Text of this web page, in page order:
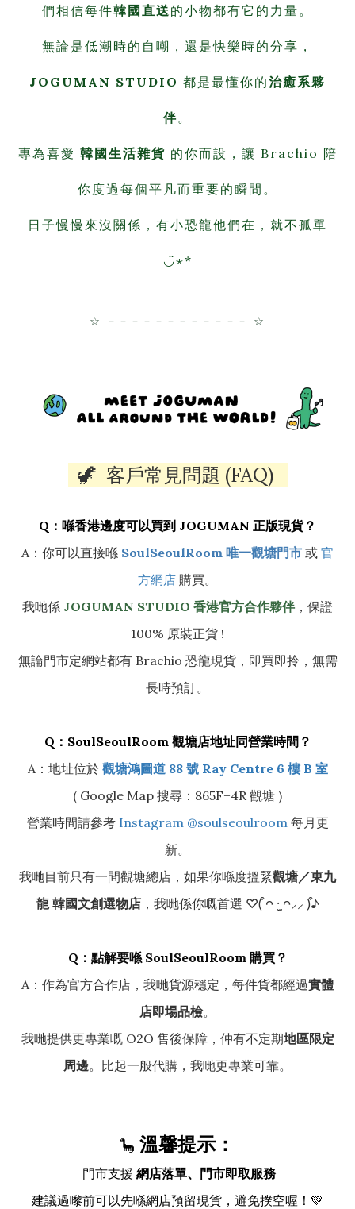
們相信每件韓國直送的小物都有它的力量。
無論是低潮時的自嘲，還是快樂時的分享，
JOGUMAN STUDIO 都是最懂你的治癒系夥
伴。
專為喜愛 韓國生活雜貨 的你而設，讓 Brachio 陪
你度過每個平凡而重要的瞬間。
日子慢慢來沒關係，有小恐龍他們在，就不孤單
◡̈⋆*
☆ －－－－－－－－－－－－ ☆
🦖 客戶常見問題 (FAQ)
Q：喺香港邊度可以買到 JOGUMAN 正版現貨？
A：你可以直接喺 SoulSeoulRoom 唯一觀塘門市 或 官
方網店 購買。
我哋係 JOGUMAN STUDIO 香港官方合作夥伴 ，保證
100% 原裝正貨 !
無論門市定網站都有 Brachio 恐龍現貨，即買即拎，無需
長時預訂。
Q：SoulSeoulRoom 觀塘店地址同營業時間？
A：地址位於 觀塘鴻圖道 88 號 Ray Centre 6 樓 B 室
( Google Map 搜尋：865F+4R 觀塘 )
營業時間請參考 Instagram @soulseoulroom 每月更
新。
我哋目前只有一間觀塘總店，如果你喺度搵緊觀塘／東九
龍 韓國文創選物店，我哋係你嘅首選 ♡(͒ ᴖ ·̫ ᴖ⸝⸝ )͒♪
Q：點解要喺 SoulSeoulRoom 購買？
A：作為官方合作店，我哋貨源穩定，每件貨都經過實體
店即場品檢。
我哋提供更專業嘅 O2O 售後保障，仲有不定期地區限定
周邊。比起一般代購，我哋更專業可靠。
🦕 溫馨提示：
門市支援 網店落單、門市即取服務
建議過嚟前可以先喺網店預留現貨，避免撲空喔！💚